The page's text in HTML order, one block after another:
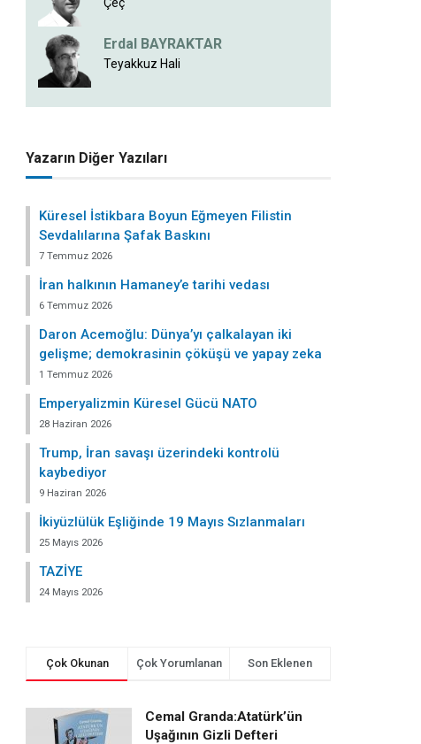
Erdal BAYRAKTAR
Teyakkuz Hali
Yazarın Diğer Yazıları
Küresel İstikbara Boyun Eğmeyen Filistin
Sevdalılarına Şafak Baskını
7 Temmuz 2026
İran halkının Hamaney’e tarihi vedası
6 Temmuz 2026
Daron Acemoğlu: Dünya’yı çalkalayan iki
gelişme; demokrasinin çöküşü ve yapay zeka
1 Temmuz 2026
Emperyalizmin Küresel Gücü NATO
28 Haziran 2026
Trump, İran savaşı üzerindeki kontrolü
kaybediyor
9 Haziran 2026
İkiyüzlülük Eşliğinde 19 Mayıs Sızlanmaları
25 Mayıs 2026
TAZİYE
24 Mayıs 2026
Çok Okunan Çok Yorumlanan Son Eklenen
Cemal Granda:Atatürk’ün
Uşağının Gizli Defteri